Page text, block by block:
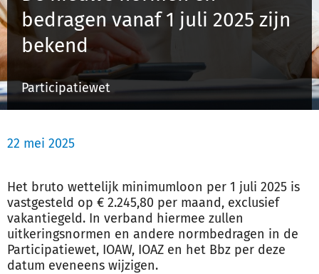
Registreren
bedragen vanaf 1 juli 2025 zijn
bekend
Participatiewet
22 mei 2025
Het bruto wettelijk minimumloon per 1 juli 2025 is
vastgesteld op € 2.245,80 per maand, exclusief
vakantiegeld. In verband hiermee zullen
uitkeringsnormen en andere normbedragen in de
Participatiewet, IOAW, IOAZ en het Bbz per deze
datum eveneens wijzigen.